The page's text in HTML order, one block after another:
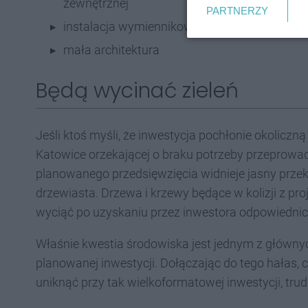
zewnętrznej
instalacja wymiennikowni ciepła w każdym
mała architektura
Będą wycinać zieleń
Jeśli ktoś myśli, że inwestycja pochłonie
Katowice orzekającej o braku potrzeby
planowanego przedsięwzięcia widnieje jasny
drzewiasta. Drzewa i krzewy będące w kolizji z
wyciąć po uzyskaniu przez inwestora
Właśnie kwestia środowiska jest jednym z
planowanej inwestycji. Dołączając do tego hałas,
uniknąć przy tak wielkoformatowej inwestycji,
PARTNERZY